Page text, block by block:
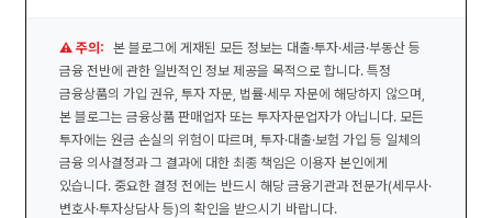
⚠️ 주의: 본 블로그에 게재된 모든 정보는 대출·투자·세금·부동산 등
금융 전반에 관한 일반적인 정보 제공을 목적으로 합니다. 특정
금융상품의 가입 권유, 투자 자문, 법률·세무 자문에 해당하지 않으며,
본 블로그는 금융상품 판매업자 또는 투자자문업자가 아닙니다. 모든
투자에는 원금 손실의 위험이 따르며, 투자·대출·보험 가입 등 일체의
금융 의사결정과 그 결과에 대한 최종 책임은 이용자 본인에게
있습니다. 중요한 결정 전에는 반드시 해당 금융기관과 전문가(세무사·
변호사·투자상담사 등)의 확인을 받으시기 바랍니다.